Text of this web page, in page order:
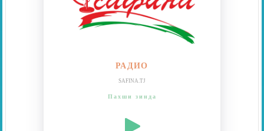
РАДИО
SAFINA.TJ
Пахши зинда